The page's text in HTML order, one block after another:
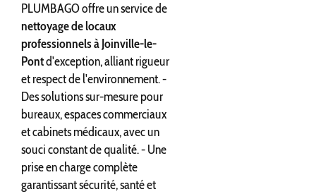
PLUMBAGO offre un service de
nettoyage de locaux
professionnels à Joinville-le-
Pontd'exception, alliant rigueur
et respect de l'environnement. -
Des solutions sur-mesure pour
bureaux, espaces commerciaux
et cabinets médicaux, avec un
souci constant de qualité. - Une
prise en charge complète
garantissant sécurité, santé et